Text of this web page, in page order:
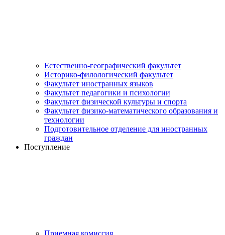
Естественно-географический факультет
Историко-филологический факультет
Факультет иностранных языков
Факультет педагогики и психологии
Факультет физической культуры и спорта
Факультет физико-математического образования и
технологии
Подготовительное отделение для иностранных
граждан
Поступление
Приемная комиссия